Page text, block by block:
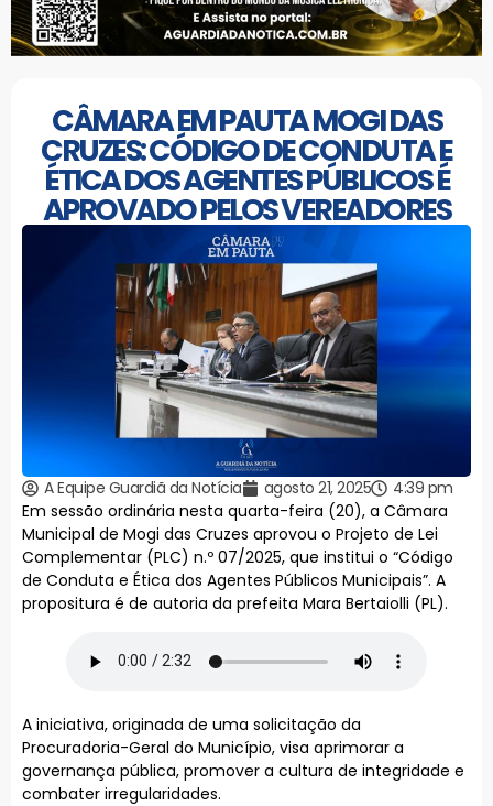
CÂMARA EM PAUTA MOGI DAS
CRUZES: CÓDIGO DE CONDUTA E
ÉTICA DOS AGENTES PÚBLICOS É
APROVADO PELOS VEREADORES
A Equipe Guardiã da Notícia agosto 21, 2025
4:39 pm
Em sessão ordinária nesta quarta-feira (20), a Câmara
Municipal de Mogi das Cruzes aprovou o Projeto de Lei
Complementar (PLC) n.º 07/2025, que institui o “Código
de Conduta e Ética dos Agentes Públicos Municipais”. A
propositura é de autoria da prefeita Mara Bertaiolli (PL).
A iniciativa, originada de uma solicitação da
Procuradoria-Geral do Município, visa aprimorar a
governança pública, promover a cultura de integridade e
combater irregularidades.